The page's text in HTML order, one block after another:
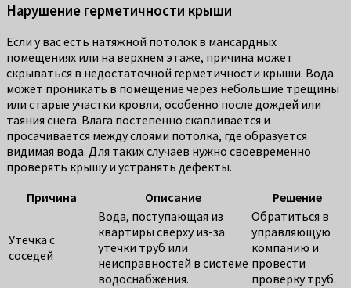
Нарушение герметичности крыши
Если у вас есть натяжной потолок в мансардных
помещениях или на верхнем этаже, причина может
скрываться в недостаточной герметичности крыши. Вода
может проникать в помещение через небольшие трещины
или старые участки кровли, особенно после дождей или
таяния снега. Влага постепенно скапливается и
просачивается между слоями потолка, где образуется
видимая вода. Для таких случаев нужно своевременно
проверять крышу и устранять дефекты.
Причина
Описание Решение
Утечка с
соседей
Вода, поступающая из
квартиры сверху из-за
утечки труб или
неисправностей в системе
водоснабжения.
Обратиться в
управляющую
компанию и
провести
проверку труб.